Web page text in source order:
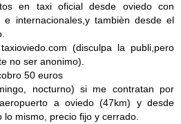
en taxi oficial desde oviedo con
e internacionales,y tambièn desde el
(disculpa la publi,pero
no ser anonimo).
50 euros
nocturno) si me contratan por
a oviedo (47km) y desde
mismo, precio fijo y cerrado.